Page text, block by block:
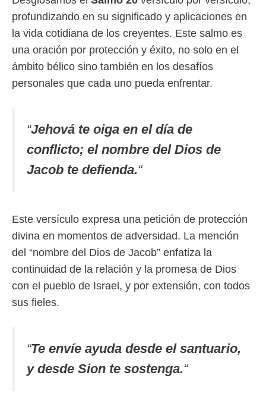
profundizando en su significado y aplicaciones en
la vida cotidiana de los creyentes. Este salmo es
una oración por protección y éxito, no solo en el
ámbito bélico sino también en los desafíos
personales que cada uno pueda enfrentar.
“Jehová te oiga en el día de
conflicto; el nombre del Dios de
Jacob te defienda.“
Este versículo expresa una petición de protección
divina en momentos de adversidad. La mención
del “nombre del Dios de Jacob” enfatiza la
continuidad de la relación y la promesa de Dios
con el pueblo de Israel, y por extensión, con todos
sus fieles.
“Te envíe ayuda desde el santuario,
y desde Sion te sostenga.“